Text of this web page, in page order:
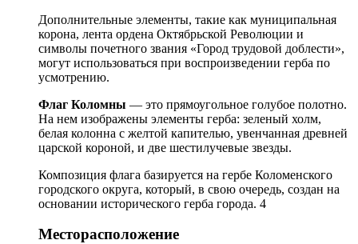
Дополнительные элементы, такие как муниципальная
корона, лента ордена Октябрьской Революции и
символы почетного звания «Город трудовой доблести»,
могут использоваться при воспроизведении герба по
усмотрению.
Флаг Коломны — это прямоугольное голубое полотно.
На нем изображены элементы герба: зеленый холм,
белая колонна с желтой капителью, увенчанная древней
царской короной, и две шестилучевые звезды.
Композиция флага базируется на гербе Коломенского
городского округа, который, в свою очередь, создан на
основании исторического герба города. 4
Месторасположение